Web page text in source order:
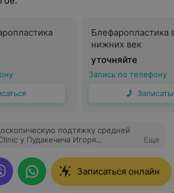
Блефаропластика
нижних век
уточняйте
Запись по телефону
подтяжку средней
у Пудакечича Игоря
достигнута. Процедура
естественный, глаза
Очень довольна
доктора и клиники!
Еще
Записаться онлайн